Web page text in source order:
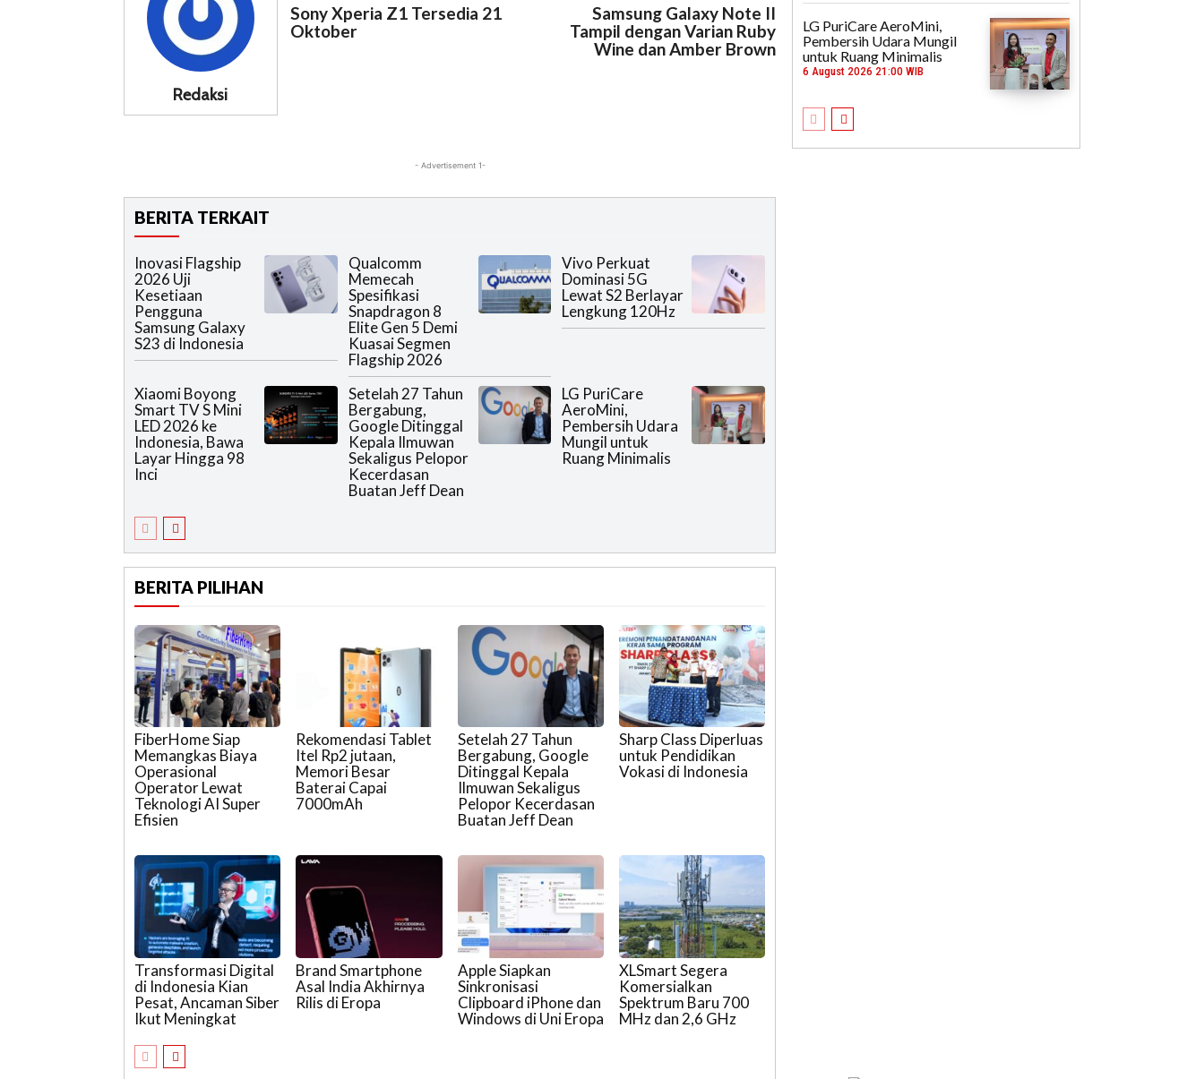
Redaksi
Sony Xperia Z1 Tersedia 21
Oktober
Samsung Galaxy Note II
Tampil dengan Varian Ruby
Wine dan Amber Brown
- Advertisement 1-
BERITA TERKAIT
Inovasi Flagship
2026 Uji
Kesetiaan
Pengguna
Samsung Galaxy
S23 di Indonesia
Qualcomm
Memecah
Spesifikasi
Snapdragon 8
Elite Gen 5 Demi
Kuasai Segmen
Flagship 2026
Vivo Perkuat
Dominasi 5G
Lewat S2 Berlayar
Lengkung 120Hz
Xiaomi Boyong
Smart TV S Mini
LED 2026 ke
Indonesia, Bawa
Layar Hingga 98
Inci
Setelah 27 Tahun
Bergabung,
Google Ditinggal
Kepala Ilmuwan
Sekaligus Pelopor
Kecerdasan
Buatan Jeff Dean
LG PuriCare
AeroMini,
Pembersih Udara
Mungil untuk
Ruang Minimalis
BERITA PILIHAN
FiberHome Siap
Memangkas Biaya
Operasional
Operator Lewat
Teknologi AI Super
Efisien
Rekomendasi Tablet
Itel Rp2 jutaan,
Memori Besar
Baterai Capai
7000mAh
Setelah 27 Tahun
Bergabung, Google
Ditinggal Kepala
Ilmuwan Sekaligus
Pelopor Kecerdasan
Buatan Jeff Dean
Sharp Class Diperluas
untuk Pendidikan
Vokasi di Indonesia
Transformasi Digital
di Indonesia Kian
Pesat, Ancaman Siber
Ikut Meningkat
Brand Smartphone
Asal India Akhirnya
Rilis di Eropa
Apple Siapkan
Sinkronisasi
Clipboard iPhone dan
Windows di Uni Eropa
XLSmart Segera
Komersialkan
Spektrum Baru 700
MHz dan 2,6 GHz
LG PuriCare AeroMini,
Pembersih Udara Mungil
untuk Ruang Minimalis
6 August 2026 21:00 WIB